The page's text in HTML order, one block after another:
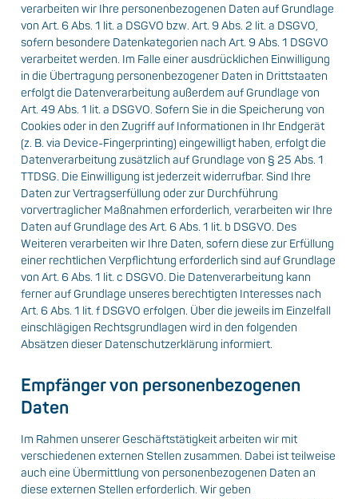
verarbeiten wir Ihre personenbezogenen Daten auf Grundlage
von Art. 6 Abs. 1 lit. a DSGVO bzw. Art. 9 Abs. 2 lit. a DSGVO,
sofern besondere Datenkategorien nach Art. 9 Abs. 1 DSGVO
verarbeitet werden. Im Falle einer ausdrücklichen Einwilligung
in die Übertragung personenbezogener Daten in Drittstaaten
erfolgt die Datenverarbeitung außerdem auf Grundlage von
Art. 49 Abs. 1 lit. a DSGVO. Sofern Sie in die Speicherung von
Cookies oder in den Zugriff auf Informationen in Ihr Endgerät
(z. B. via Device-Fingerprinting) eingewilligt haben, erfolgt die
Datenverarbeitung zusätzlich auf Grundlage von § 25 Abs. 1
TTDSG. Die Einwilligung ist jederzeit widerrufbar. Sind Ihre
Daten zur Vertragserfüllung oder zur Durchführung
vorvertraglicher Maßnahmen erforderlich, verarbeiten wir Ihre
Daten auf Grundlage des Art. 6 Abs. 1 lit. b DSGVO. Des
Weiteren verarbeiten wir Ihre Daten, sofern diese zur Erfüllung
einer rechtlichen Verpflichtung erforderlich sind auf Grundlage
von Art. 6 Abs. 1 lit. c DSGVO. Die Datenverarbeitung kann
ferner auf Grundlage unseres berechtigten Interesses nach
Art. 6 Abs. 1 lit. f DSGVO erfolgen. Über die jeweils im Einzelfall
einschlägigen Rechtsgrundlagen wird in den folgenden
Absätzen dieser Datenschutzerklärung informiert.
Empfänger von personenbezogenen
Daten
Im Rahmen unserer Geschäftstätigkeit arbeiten wir mit
verschiedenen externen Stellen zusammen. Dabei ist teilweise
auch eine Übermittlung von personenbezogenen Daten an
diese externen Stellen erforderlich. Wir geben